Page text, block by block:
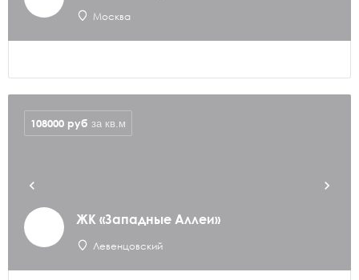
Москва
ЖК «Западные Аллеи»
Левенцовский
108000 руб за кв.м